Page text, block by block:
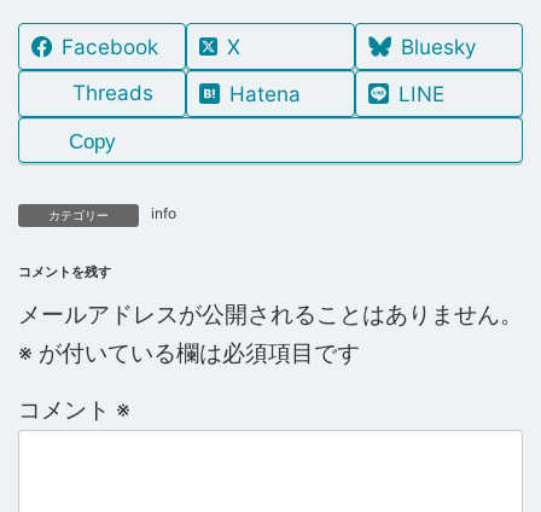
Facebook X
Bluesky
Threads
Hatena LINE
Copy
カテゴリー info
コメントを残す
メールアドレスが公開されることはありません。
※ が付いている欄は必須項目です
コメント ※